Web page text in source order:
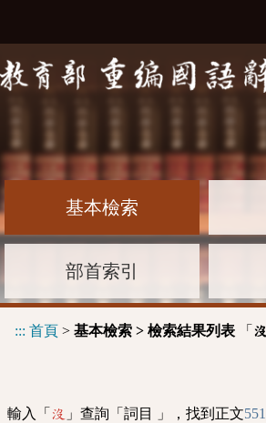
基本檢索
部首索引
::: 首頁 > 基本檢索 > 檢索結果列表 「 沒
輸入「 沒 」查詢「詞目 」，找到正文551